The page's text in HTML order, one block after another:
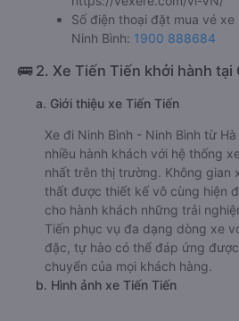
Số điện thoại đặt mua vé xe
Ninh Bình: 1900 888684
🚌 2. Xe Tiến Tiến khởi hành tại
a. Giới thiệu xe Tiến Tiến
Xe đi Ninh Bình - Ninh Bình từ
nhiều hành khách với hệ thống
nhất trên thị trường. Không gian
thất được thiết kế vô cùng hiện
cho hành khách những trải
Tiến phục vụ đa dạng dòng xe
đặc, tự hào có thể đáp ứng
chuyển của mọi khách hàng.
b. Hình ảnh xe Tiến Tiến